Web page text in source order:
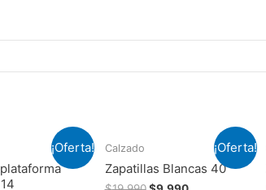
¡Oferta! ¡Oferta!
Calzado
Zapatillas Blancas 40